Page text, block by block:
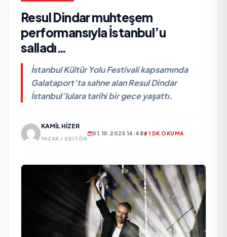
Resul Dindar muhteşem
performansıyla İstanbul’u
salladı…
İstanbul Kültür Yolu Festivali kapsamında
Galataport’ta sahne alan Resul Dindar
İstanbul’lulara tarihi bir gece yaşattı.
KAMIL HIZER
YAZAR / EDITÖR
01.10.2025 14:48 1 DK OKUMA